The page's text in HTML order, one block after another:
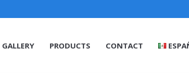
GALLERY PRODUCTS CONTACT